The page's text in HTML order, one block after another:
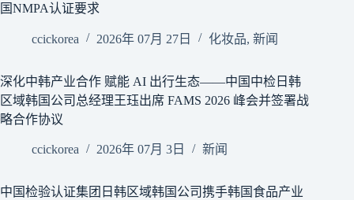
国NMPA认证要求
ccickorea 2026年 07月 27日 化妆品, 新闻
深化中韩产业合作 赋能 AI 出行生态——中国中检日韩
区域韩国公司总经理王珏出席 FAMS 2026 峰会并签署战
略合作协议
ccickorea 2026年 07月 3日 新闻
中国检验认证集团日韩区域韩国公司携手韩国食品产业